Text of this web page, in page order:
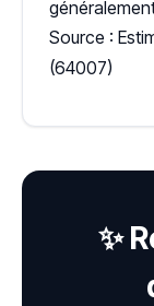
Source :
(64007)
✨